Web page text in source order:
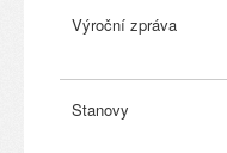
Výroční zpráva
Stanovy